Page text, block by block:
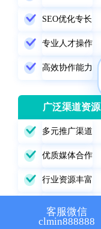
SEO优化专长
专业人才操作
高效协作能力
广泛渠道资源
多元推广渠道
优质媒体合作
行业资源丰富
客服微信
clmin888888
📍 GEO推广
📢 信息流
咨询内容